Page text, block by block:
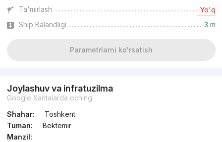
Ta'mirlash Yo'q
Ship Balandligi 3 m
Parametrlarni ko'rsatish
Joylashuv va infratuzilma
Google Xaritalarda oching
Shahar:
Toshkent
Tuman:
Bektemir
Manzil: